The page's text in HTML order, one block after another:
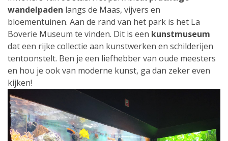
wandelpaden langs de Maas, vijvers en
bloementuinen. Aan de rand van het park is het La
Boverie Museum te vinden. Dit is een kunstmuseum
dat een rijke collectie aan kunstwerken en schilderijen
tentoonstelt. Ben je een liefhebber van oude meesters
en hou je ook van moderne kunst, ga dan zeker even
kijken!